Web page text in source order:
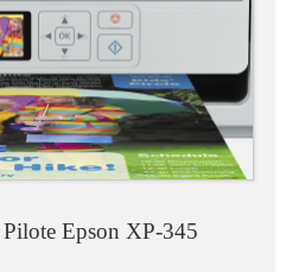
Epson XP-345